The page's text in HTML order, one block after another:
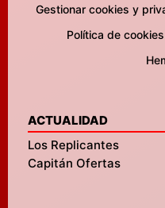
Gestionar cookies y
Política de cookies
ACTUALIDAD
Los Replicantes
Capitán Ofertas